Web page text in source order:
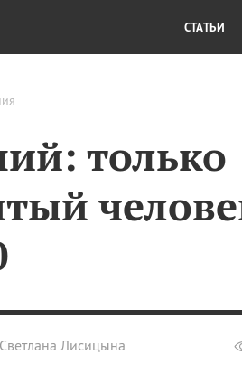
только
Светлана Лисицына
СТАТЬИ